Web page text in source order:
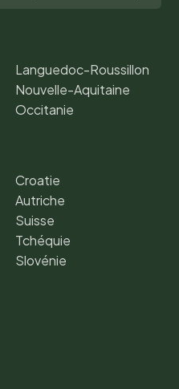
Languedoc-Roussillon
Nouvelle-Aquitaine
Occitanie
Croatie
Autriche
Suisse
Tchéquie
Slovénie